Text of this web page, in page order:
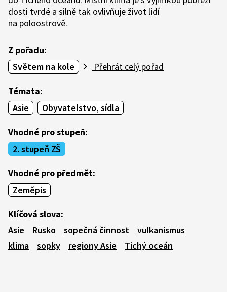
dosti tvrdé a silně tak ovlivňuje život lidí
na poloostrově.
Z pořadu:
Světem na kole
Přehrát celý pořad
Témata:
Asie
Obyvatelstvo, sídla
Vhodné pro stupeň:
2. stupeň ZŠ
Vhodné pro předmět:
Zeměpis
Klíčová slova:
Asie
Rusko sopečná činnost
vulkanismus
klima
sopky regiony Asie Tichý oceán